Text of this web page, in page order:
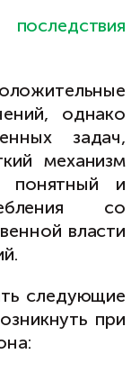
однако
задач,
механизм
понятный и
со
власти
следующие
при